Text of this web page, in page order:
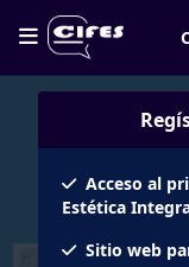
Acceso al
Estética
Sitio web